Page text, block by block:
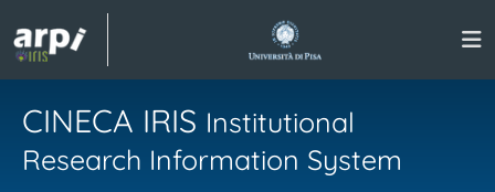
CINECA IRIS Institutional
Research Information System